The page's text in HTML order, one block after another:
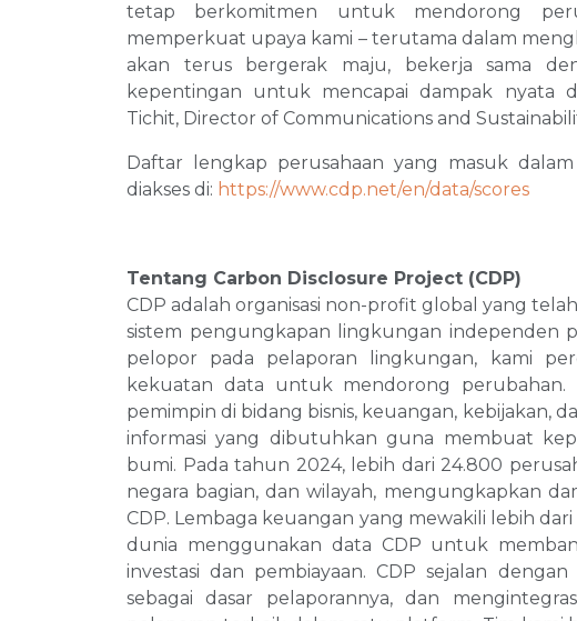
tetap berkomitmen untuk mendorong
memperkuat upaya kami – terutama dalam
akan terus bergerak maju, bekerja sama
kepentingan untuk mencapai dampak nyata
Tichit, Director of Communications and
Daftar lengkap perusahaan yang masuk
diakses di: https://www.cdp.net/en/data/scores
Tentang Carbon Disclosure Project (CDP)
CDP adalah organisasi non-profit global yang
sistem pengungkapan lingkungan independen
pelopor pada pelaporan lingkungan, kami
kekuatan data untuk mendorong perubahan.
pemimpin di bidang bisnis, keuangan, kebijakan,
informasi yang dibutuhkan guna membuat
bumi. Pada tahun 2024, lebih dari 24.800
negara bagian, dan wilayah, mengungkapkan
CDP. Lembaga keuangan yang mewakili lebih
dunia menggunakan data CDP untuk
investasi dan pembiayaan. CDP sejalan
sebagai dasar pelaporannya, dan